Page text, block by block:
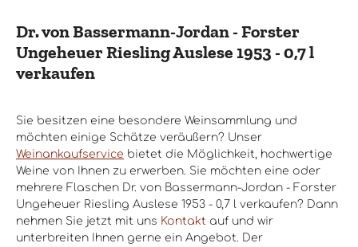
Dr. von Bassermann-Jordan - Forster
Ungeheuer Riesling Auslese 1953 - 0,7 l
verkaufen
Sie besitzen eine besondere Weinsammlung und
möchten einige Schätze veräußern? Unser
Weinankaufservice bietet die Möglichkeit, hochwertige
Weine von Ihnen zu erwerben. Sie möchten eine oder
mehrere Flaschen Dr. von Bassermann-Jordan - Forster
Ungeheuer Riesling Auslese 1953 - 0,7 l verkaufen? Dann
nehmen Sie jetzt mit uns Kontakt auf und wir
unterbreiten Ihnen gerne ein Angebot. Der